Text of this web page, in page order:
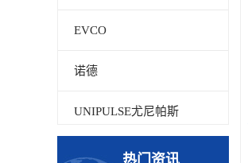
EVCO
诺德
UNIPULSE尤尼帕斯
热门资讯